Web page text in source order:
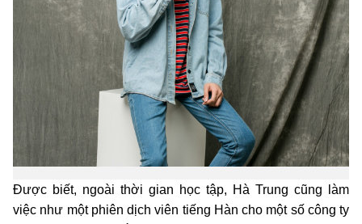
Được biết, ngoài thời gian học tập, Hà Trung cũng làm
việc như một phiên dịch viên tiếng Hàn cho một số công ty